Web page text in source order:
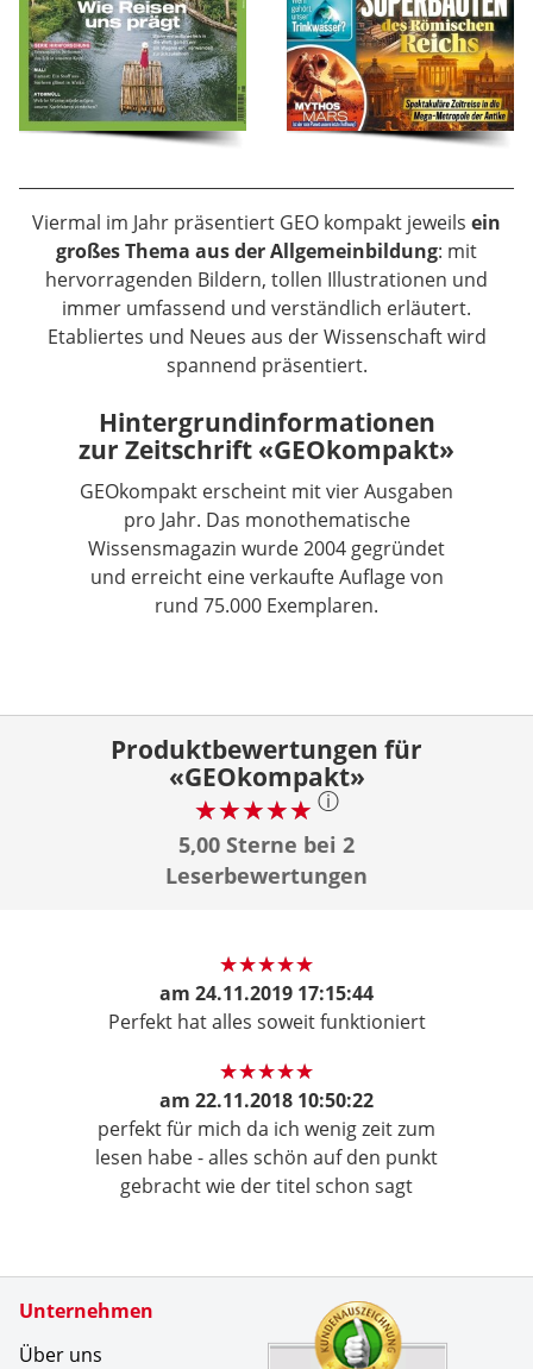
Viermal im Jahr präsentiert GEO kompakt jeweils ein
großes Thema aus der Allgemeinbildung: mit
hervorragenden Bildern, tollen Illustrationen und
immer umfassend und verständlich erläutert.
Etabliertes und Neues aus der Wissenschaft wird
spannend präsentiert.
Hintergrundinformationen
zur Zeitschrift «GEOkompakt»
GEOkompakt erscheint mit vier Ausgaben
pro Jahr. Das monothematische
Wissensmagazin wurde 2004 gegründet
und erreicht eine verkaufte Auflage von
rund 75.000 Exemplaren.
Produktbewertungen für
«GEOkompakt»
ⓘ
5,00 Sterne bei 2
Leserbewertungen
am 24.11.2019 17:15:44
Perfekt hat alles soweit funktioniert
am 22.11.2018 10:50:22
perfekt für mich da ich wenig zeit zum
lesen habe - alles schön auf den punkt
gebracht wie der titel schon sagt
Unternehmen
Über uns
Zertifikate